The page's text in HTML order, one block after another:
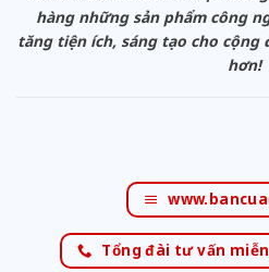
hàng những sản phẩm công
tăng tiện ích, sáng tạo cho
hơn!
Tổng đài tư vấn